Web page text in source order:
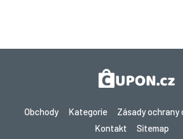
Obchody Kategorie
Zásady ochrany
Kontakt
Sitemap